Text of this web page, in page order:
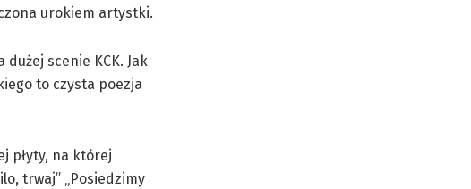
urokiem artystki.
scenie KCK. Jak
to czysta poezja
płyty, na której
trwaj” „Posiedzimy